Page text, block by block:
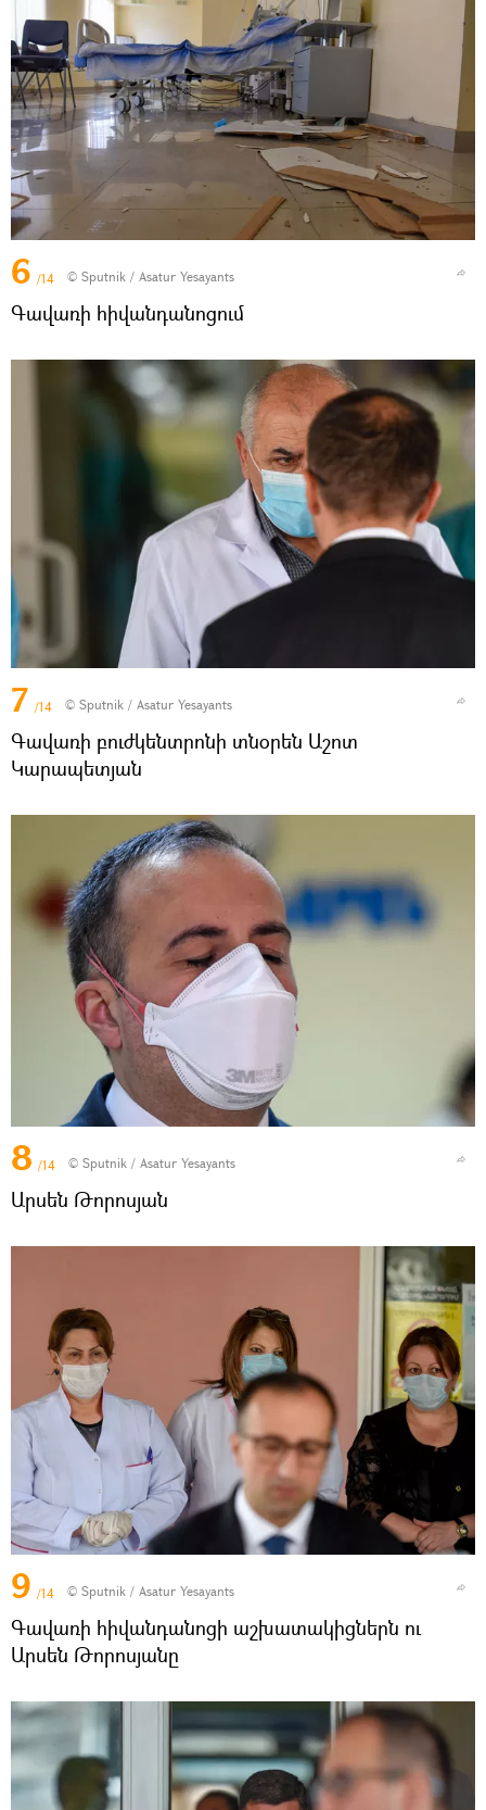
6 /14 © Sputnik / Asatur Yesayants
Գավառի հիվանդանոցում
7 /14 © Sputnik / Asatur Yesayants
Գավառի բուժկենտրոնի տնօրեն Աշոտ
Կարապետյան
8 /14 © Sputnik / Asatur Yesayants
Արսեն Թորոսյան
9 /14 © Sputnik / Asatur Yesayants
Գավառի հիվանդանոցի աշխատակիցներն ու
Արսեն Թորոսյանը